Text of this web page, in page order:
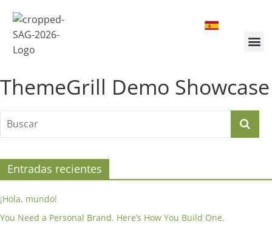
ThemeGrill Demo Showcase
Entradas recientes
¡Hola, mundo!
You Need a Personal Brand. Here’s How You Build One.